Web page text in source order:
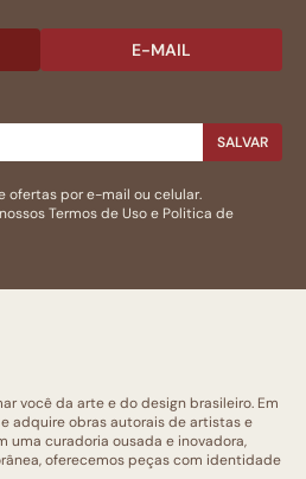
E-MAIL
SALVAR
ofertas por e-mail ou celular.
Termos de Usoe Politica de
você da arte e do design brasileiro. Em
adquire obras autorais de artistas e
uma curadoria ousada e inovadora,
oferecemos peças com identidade